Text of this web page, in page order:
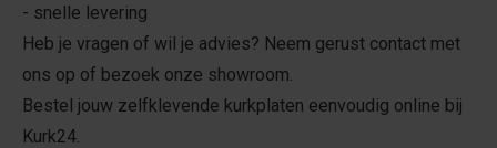
- snelle levering
Heb je vragen of wil je advies? Neem gerust contact met
ons op of bezoek onze showroom.
Bestel jouw zelfklevende kurkplaten eenvoudig online bij
Kurk24.